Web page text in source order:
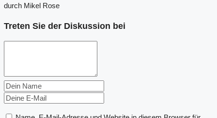
durch Mikel Rose
Treten Sie der Diskussion bei